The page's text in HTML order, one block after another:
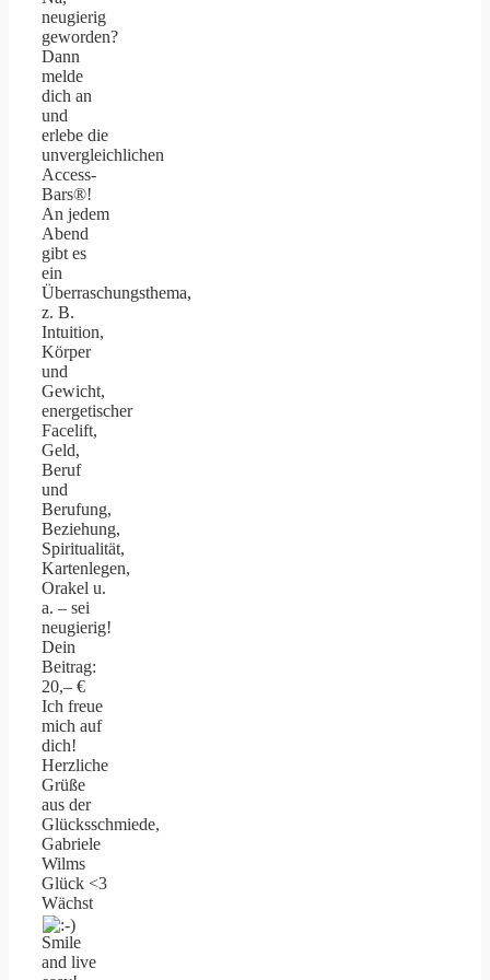
neugierig
geworden?
Dann
melde
dich an
und
erlebe die
unvergleichlichen
Access-
Bars®!
An jedem
Abend
gibt es
ein
Überraschungsthema,
z. B.
Intuition,
Körper
und
Gewicht,
energetischer
Facelift,
Geld,
Beruf
und
Berufung,
Beziehung,
Spiritualität,
Kartenlegen,
Orakel u.
a. – sei
neugierig!
Dein
Beitrag:
20,– €
Ich freue
mich auf
dich!
Herzliche
Grüße
aus der
Glücksschmiede,
Gabriele
Wilms
Glück <3
Wächst
Smile
and live